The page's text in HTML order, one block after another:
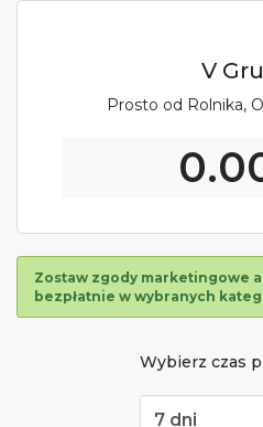
V
Prosto od Rolnika,
Zostaw zgody marketingowe
bezpłatnie w wybranych
Wybierz czas